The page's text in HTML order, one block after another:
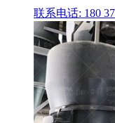
联系电话: 180